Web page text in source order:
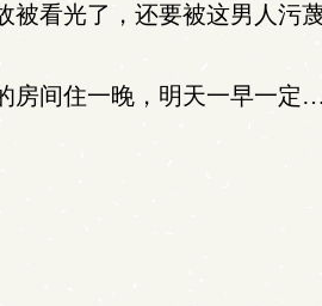
看光了，还要被这男人污
房间住一晚，明天一早一